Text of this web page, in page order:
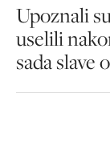
Upoznali
uselili
sada slave